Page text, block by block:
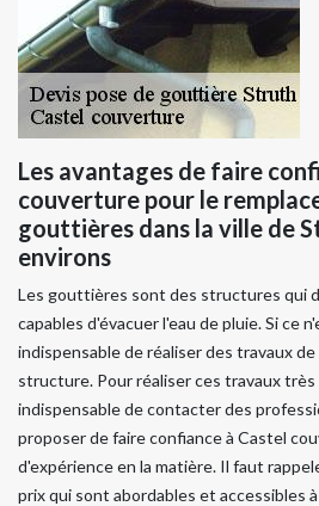
Les avantages de faire
couverture pour le
gouttières dans la ville de
environs
Les gouttières sont des structures qui
capables d'évacuer l'eau de pluie. Si ce
indispensable de réaliser des travaux
structure. Pour réaliser ces travaux très
indispensable de contacter des
proposer de faire confiance à Castel
d'expérience en la matière. Il faut
prix qui sont abordables et accessibles